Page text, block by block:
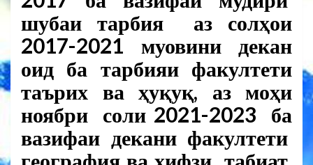
шубаи тарбия аз солҳои
2017-2021 муовини декан
оид ба тарбияи факултети
таърих ва ҳуқуқ, аз моҳи
ноябри соли 2021-2023 ба
вазифаи декани факултети
география ва ҳифзи табиат,